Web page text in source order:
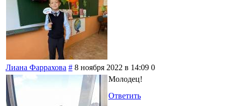
Лиана Фаррахова # 8 ноября 2022 в 14:09 0
Молодец!
Ответить